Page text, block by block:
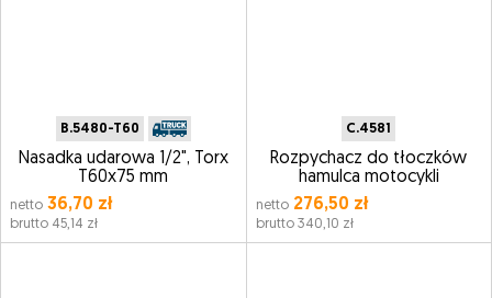
B.5480-T60
Nasadka udarowa 1/2", Torx
T60x75 mm
netto 36,70 zł
brutto 45,14 zł
C.4581
Rozpychacz do tłoczków
hamulca motocykli
netto276,50 zł
brutto 340,10 zł